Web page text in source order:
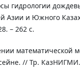
гидрологии
Азии и Южного
– 262 с.
математической
// Тр.